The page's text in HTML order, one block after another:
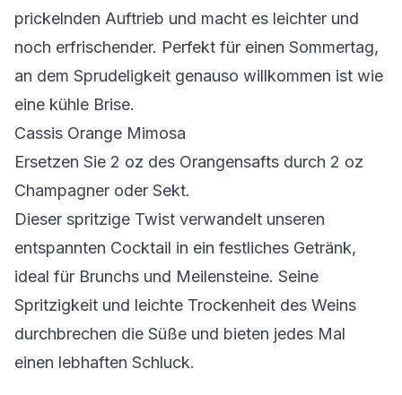
prickelnden Auftrieb und macht es leichter und
noch erfrischender. Perfekt für einen Sommertag,
an dem Sprudeligkeit genauso willkommen ist wie
eine kühle Brise.
Cassis Orange Mimosa
Ersetzen Sie 2 oz des Orangensafts durch 2 oz
Champagner oder Sekt.
Dieser spritzige Twist verwandelt unseren
entspannten Cocktail in ein festliches Getränk,
ideal für Brunchs und Meilensteine. Seine
Spritzigkeit und leichte Trockenheit des Weins
durchbrechen die Süße und bieten jedes Mal
einen lebhaften Schluck.